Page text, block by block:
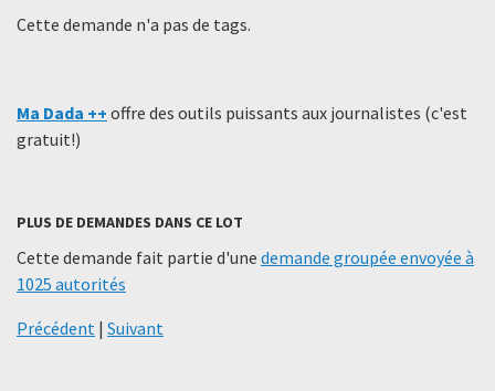
Cette demande n'a pas de tags.
Ma Dada ++ offre des outils puissants aux journalistes (c'est
gratuit!)
PLUS DE DEMANDES DANS CE LOT
Cette demande fait partie d'une demande groupée envoyée à
1025 autorités
Précédent | Suivant